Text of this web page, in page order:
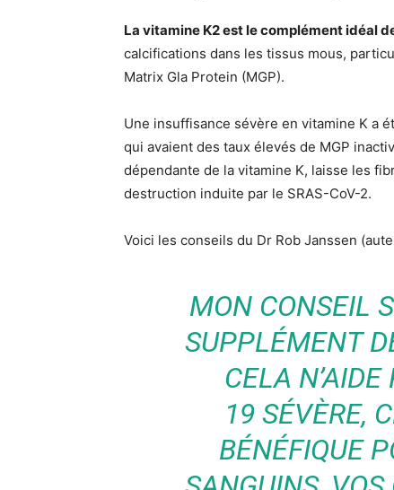
La vitamine K2 est le complément idéal
calcifications dans les tissus mous,
Matrix Gla Protein (MGP).
Une insuffisance sévère en vitamine K a
qui avaient des taux élevés de MGP
dépendante de la vitamine K, laisse les
destruction induite par le SRAS-CoV-2.
Voici les conseils du Dr Rob Janssen
MON CONSEIL
SUPPLÉMENT
CELA
19 SÉVÈRE,
BÉNÉFIQUE